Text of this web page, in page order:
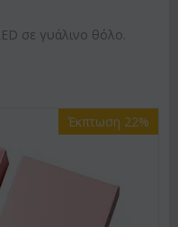
σε γυάλινο θόλο.
Έκπτωση 22%